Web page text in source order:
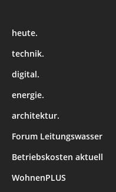
heute.
technik.
digital.
energie.
architektur.
Forum Leitungswasser
Betriebskosten aktuell
WohnenPLUS